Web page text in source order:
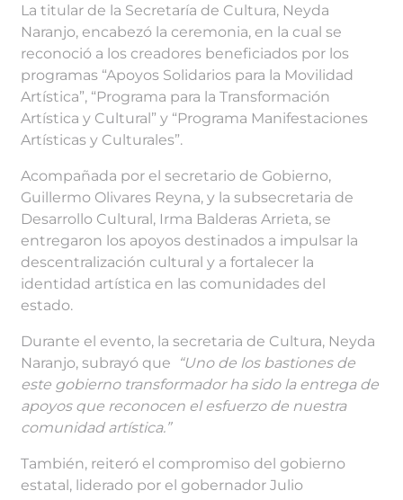
La titular de la Secretaría de Cultura, Neyda
Naranjo, encabezó la ceremonia, en la cual se
reconoció a los creadores beneficiados por los
programas “Apoyos Solidarios para la Movilidad
Artística”, “Programa para la Transformación
Artística y Cultural” y “Programa Manifestaciones
Artísticas y Culturales”.
Acompañada por el secretario de Gobierno,
Guillermo Olivares Reyna, y la subsecretaria de
Desarrollo Cultural, Irma Balderas Arrieta, se
entregaron los apoyos destinados a impulsar la
descentralización cultural y a fortalecer la
identidad artística en las comunidades del
estado.
Durante el evento, la secretaria de Cultura, Neyda
Naranjo, subrayó que
“Uno de los bastiones de
este gobierno transformador ha sido la entrega de
apoyos que reconocen el esfuerzo de nuestra
comunidad artística.”
También, reiteró el compromiso del gobierno
estatal, liderado por el gobernador Julio